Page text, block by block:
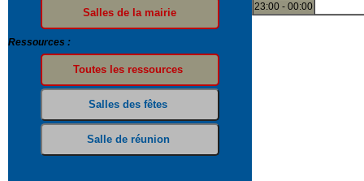
Ressources :
23:00 - 00:00